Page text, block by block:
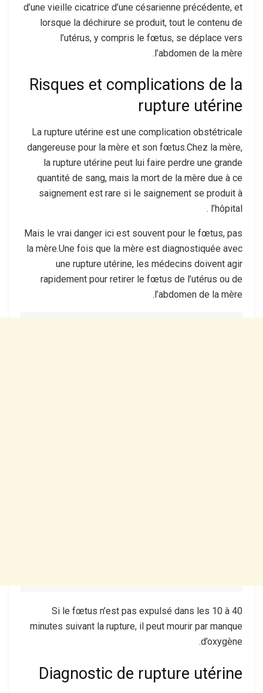
d’une vieille cicatrice d’une césarienne précédente, et
lorsque la déchirure se produit, tout le contenu de
l’utérus, y compris le fœtus, se déplace vers
l’abdomen de la mère.
Risques et complications de la
rupture utérine
La rupture utérine est une complication obstétricale
dangereuse pour la mère et son fœtus.Chez la mère,
la rupture utérine peut lui faire perdre une grande
quantité de sang, mais la mort de la mère due à ce
saignement est rare si le saignement se produit à
l’hôpital .
Mais le vrai danger ici est souvent pour le fœtus, pas
la mère.Une fois que la mère est diagnostiquée avec
une rupture utérine, les médecins doivent agir
rapidement pour retirer le fœtus de l’utérus ou de
l’abdomen de la mère.
Si le fœtus n’est pas expulsé dans les 10 à 40
minutes suivant la rupture, il peut mourir par manque
d’oxygène.
Diagnostic de rupture utérine